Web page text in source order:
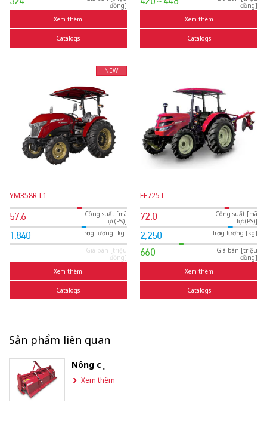
đồng]
Xem thêm
Catalogs
đồng]
Xem thêm
Catalogs
YM358R-L1
NEW
57.6
Công suất [mã
lực(PS)]
1,840 Trọng lượng [kg]
-
Giá bán [triệu
đồng]
Xem thêm
Catalogs
EF725T
72.0
Công suất [mã
lực(PS)]
2,250 Trọng lượng [kg]
660
Giá bán [triệu
đồng]
Xem thêm
Catalogs
Sản phẩm liên quan
Nông cụ
Xem thêm